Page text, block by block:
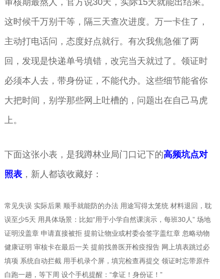
这时候千万别干等，隔三天查次进度。万一卡住了，
主动打电话问，态度好点就行。有次我焦急催了两
回，发现是快递单号填错，改完当天就过了。领证时
必须本人去，带身份证，不能代办。这些细节能省你
大把时间，别学那些网上吐槽的，问题出在自己马虎
上。
下面这张小表，是我蹲林业局门口记下的高频坑点对
照表，新人都该收藏好：
常见失误 实际后果 顺手就能防的办法 用途写得太笼统 材料退回，耽
误至少5天 用具体场景：比如“用于小学自然课演示，每班30人” 场地
证明没盖章 申请直接被拒 提前让物业或村委会签字盖红章 忽略动物
健康证明 审核卡在最后一关 提前找兽医开检疫报告 网上填表跳过必
填项 系统自动拦截 用手机录个屏，填完检查再提交 领证时忘带原件
白跑一趟，等下周 设个手机提醒：“拿证！身份证！”